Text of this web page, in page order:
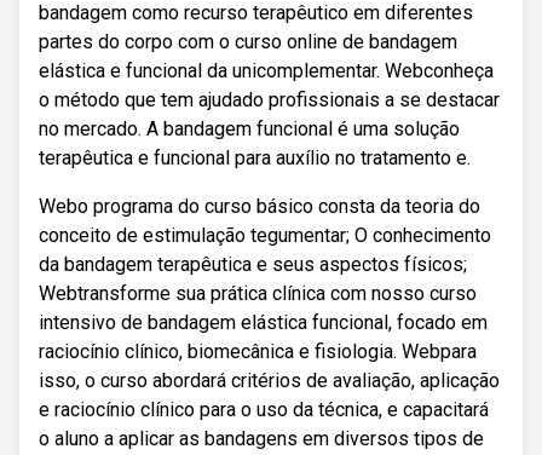
bandagem como recurso terapêutico em diferentes
partes do corpo com o curso online de bandagem
elástica e funcional da unicomplementar. Webconheça
o método que tem ajudado profissionais a se destacar
no mercado. A bandagem funcional é uma solução
terapêutica e funcional para auxílio no tratamento e.
Webo programa do curso básico consta da teoria do
conceito de estimulação tegumentar; O conhecimento
da bandagem terapêutica e seus aspectos físicos;
Webtransforme sua prática clínica com nosso curso
intensivo de bandagem elástica funcional, focado em
raciocínio clínico, biomecânica e fisiologia. Webpara
isso, o curso abordará critérios de avaliação, aplicação
e raciocínio clínico para o uso da técnica, e capacitará
o aluno a aplicar as bandagens em diversos tipos de